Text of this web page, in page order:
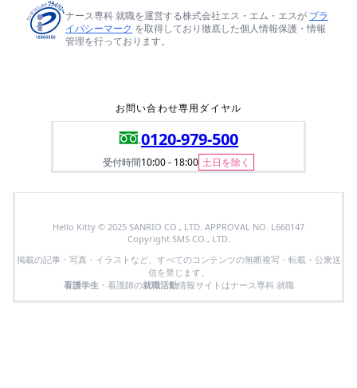
ナース専科 就職を運営する株式会社エス・エム・エスが プラ
イバシーマーク を取得しており徹底した個人情報保護・情報
管理を行っております。
お問い合わせ専用ダイヤル
0120-979-500
受付時間10:00 - 18:00 土日を除く
Hello Kitty © 2025 SANRIO CO., LTD. APPROVAL NO. L660147
Copyright SMS CO., LTD.
掲載の記事・写真・イラストなど、すべてのコンテンツの無断複写・転載・公衆送
信を禁じます。
看護学生・看護師の就職活動情報サイトはナース専科 就職